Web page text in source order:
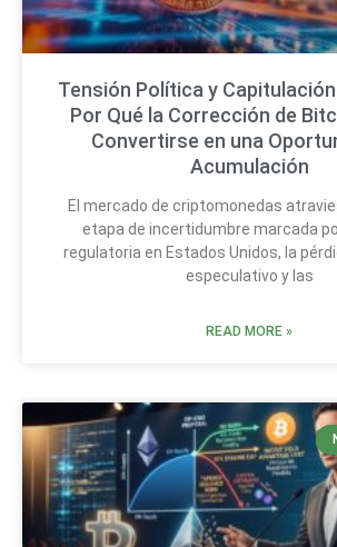
Tensión Política y
Por Qué la Corrección de
Convertirse en una
Acumulación
El mercado de criptomonedas
etapa de incertidumbre marcada
regulatoria en Estados Unidos, la
especulativo y las
READ MORE »